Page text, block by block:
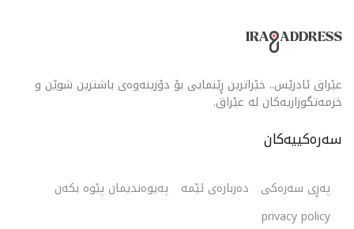
عێراق ئادرێس.. خێراترین ڕێنمایی بۆ دۆزینەوەی باشترین شوێن و
خزمەتگوزاریەکان لە عێراق.
سەرەکییەکان
پەڕی سەرەکی دەربارەی ئێمە
پەیوەندیمان پێوە بکەن
privacy policy